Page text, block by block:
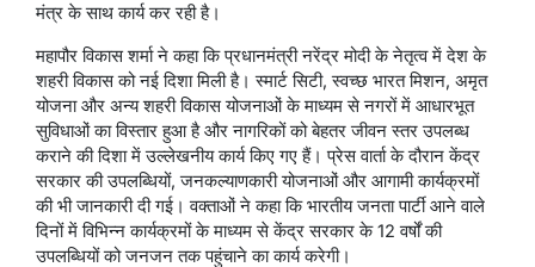
मंत्र के साथ कार्य कर रही है।
महापौर विकास शर्मा ने कहा कि प्रधानमंत्री नरेंद्र मोदी के नेतृत्व में देश के
शहरी विकास को नई दिशा मिली है। स्मार्ट सिटी, स्वच्छ भारत मिशन, अमृत
योजना और अन्य शहरी विकास योजनाओं के माध्यम से नगरों में आधारभूत
सुविधाओं का विस्तार हुआ है और नागरिकों को बेहतर जीवन स्तर उपलब्ध
कराने की दिशा में उल्लेखनीय कार्य किए गए हैं। प्रेस वार्ता के दौरान केंद्र
सरकार की उपलब्धियों, जनकल्याणकारी योजनाओं और आगामी कार्यक्रमों
की भी जानकारी दी गई। वक्ताओं ने कहा कि भारतीय जनता पार्टी आने वाले
दिनों में विभिन्न कार्यक्रमों के माध्यम से केंद्र सरकार के 12 वर्षों की
उपलब्धियों को जनजन तक पहुंचाने का कार्य करेगी।